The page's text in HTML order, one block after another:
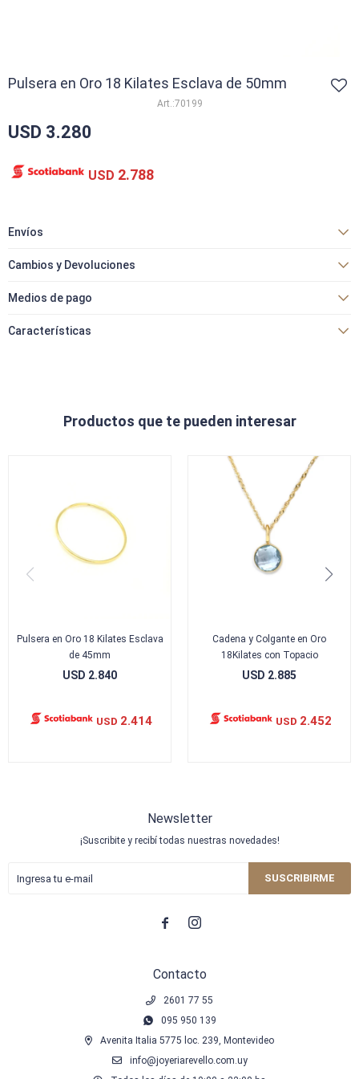
Pulsera en Oro 18 Kilates Esclava de 50mm
70199
USD 3.280
USD 2.788
Envíos
Cambios y Devoluciones
Medios de pago
Características
Productos que te pueden interesar
Pulsera en Oro 18 Kilates Esclava
de 45mm
USD 2.840
USD 2.414
Cadena y Colgante en Oro
18Kilates con Topacio
USD 2.885
USD 2.452
Contacto
2601 77 55
095 950 139
Avenita Italia 5775 loc. 239, Montevideo
info@joyeriarevello.com.uy
Newsletter
¡Suscribite y recibí todas nuestras novedades!
SUSCRIBIRME
 